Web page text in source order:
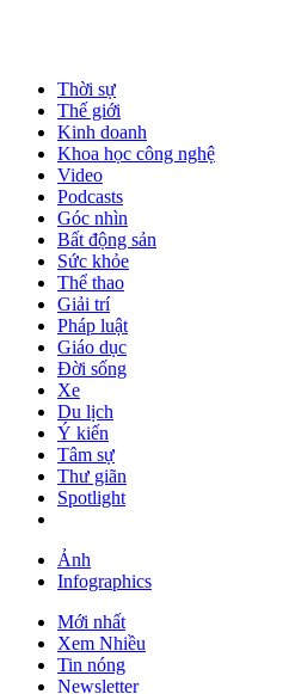
Thời sự
Thế giới
Kinh doanh
Khoa học công nghệ
Video
Podcasts
Góc nhìn
Bất động sản
Sức khỏe
Thể thao
Giải trí
Pháp luật
Giáo dục
Đời sống
Xe
Du lịch
Ý kiến
Tâm sự
Thư giãn
Spotlight
Ảnh
Infographics
Mới nhất
Xem Nhiều
Tin nóng
Newsletter